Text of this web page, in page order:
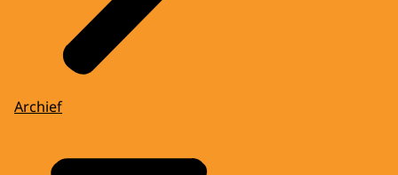
Archief